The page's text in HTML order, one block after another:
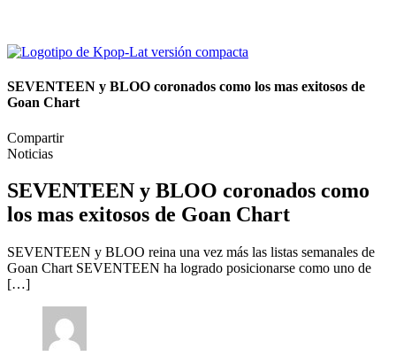
SEVENTEEN y BLOO coronados como los mas exitosos de
Goan Chart
Compartir
Noticias
SEVENTEEN y BLOO coronados como
los mas exitosos de Goan Chart
SEVENTEEN y BLOO reina una vez más las listas semanales de
Goan Chart SEVENTEEN ha logrado posicionarse como uno de
[…]